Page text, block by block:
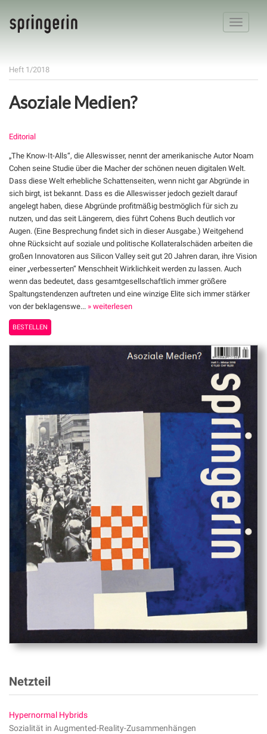
Toggle
Heft 1/2018
Asoziale Medien?
Editorial
„The Know-It-Alls“, die Alleswisser, nennt der amerikanische Autor Noam
Cohen seine Studie über die Macher der schönen neuen digitalen Welt.
Dass diese Welt erhebliche Schattenseiten, wenn nicht gar Abgründe in
sich birgt, ist bekannt. Dass es die Alleswisser jedoch gezielt darauf
angelegt haben, diese Abgründe profitmäßig bestmöglich für sich zu
nutzen, und das seit Längerem, dies führt Cohens Buch deutlich vor
Augen. (Eine Besprechung findet sich in dieser Ausgabe.) Weitgehend
ohne Rücksicht auf soziale und politische Kollateralschäden arbeiten die
großen Innovatoren aus Silicon Valley seit gut 20 Jahren daran, ihre Vision
einer „verbesserten“ Menschheit Wirklichkeit werden zu lassen. Auch
wenn das bedeutet, dass gesamtgesellschaftlich immer größere
Spaltungstendenzen auftreten und eine winzige Elite sich immer stärker
von der beklagenswe... » weiterlesen
BESTELLEN
Netzteil
Hypernormal Hybrids
Sozialität in Augmented-Reality-Zusammenhängen